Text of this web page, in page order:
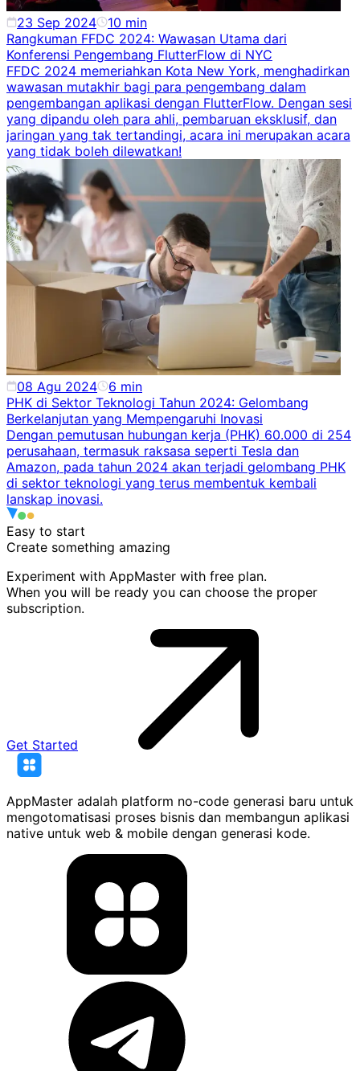
23 Sep 2024 10 min
Rangkuman FFDC 2024: Wawasan Utama dari
Konferensi Pengembang FlutterFlow di NYC
FFDC 2024 memeriahkan Kota New York, menghadirkan
wawasan mutakhir bagi para pengembang dalam
pengembangan aplikasi dengan FlutterFlow. Dengan sesi
yang dipandu oleh para ahli, pembaruan eksklusif, dan
jaringan yang tak tertandingi, acara ini merupakan acara
yang tidak boleh dilewatkan!
08 Agu 2024 6 min
PHK di Sektor Teknologi Tahun 2024: Gelombang
Berkelanjutan yang Mempengaruhi Inovasi
Dengan pemutusan hubungan kerja (PHK) 60.000 di 254
perusahaan, termasuk raksasa seperti Tesla dan
Amazon, pada tahun 2024 akan terjadi gelombang PHK
di sektor teknologi yang terus membentuk kembali
lanskap inovasi.
Easy to start
Create something amazing
Experiment with AppMaster with free plan.
When you will be ready you can choose the proper
subscription.
Get Started
AppMaster adalah platform no-code generasi baru untuk
mengotomatisasi proses bisnis dan membangun aplikasi
native untuk web & mobile dengan generasi kode.